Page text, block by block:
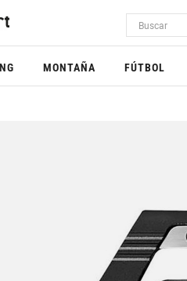
MONTAÑA FÚTBOL